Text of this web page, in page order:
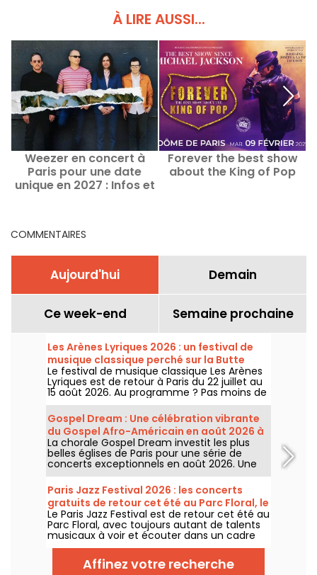
À LIRE AUSSI...
Weezer en concert à
Paris pour une date
unique en 2027 : Infos et
Forever the best show
about the King of Pop
COMMENTAIRES
Aujourd'hui Demain
Ce week-end Semaine prochaine
Les Arènes Lyriques 2026 : un festival de
musique classique perché sur la Butte
Montmartre
Le festival de musique classique Les Arènes
Lyriques est de retour à Paris du 22 juillet au
15 août 2026. Au programme ? Pas moins de
16 concerts donnés au sein des Arènes de
Montmartre, un cadre idyllique pour écouter
les grands classiques.
Gospel Dream : Une célébration vibrante
du Gospel Afro-Américain en août 2026 à
Paris
La chorale Gospel Dream investit les plus
belles églises de Paris pour une série de
concerts exceptionnels en août 2026. Une
expérience musicale unique qui célèbre
l'espoir, l'unité et la résilience à travers les
chants authentiques de l'Église Afro-
Américaine.
Paris Jazz Festival 2026 : les concerts
gratuits de retour cet été au Parc Floral, le
programme
Le Paris Jazz Festival est de retour cet été au
Parc Floral, avec toujours autant de talents
musicaux à voir et écouter dans un cadre
bucolique. Voici le programme des concerts
gratuits à découvrir du 24 juin au 6
septembre 2026 !
Affinez votre recherche